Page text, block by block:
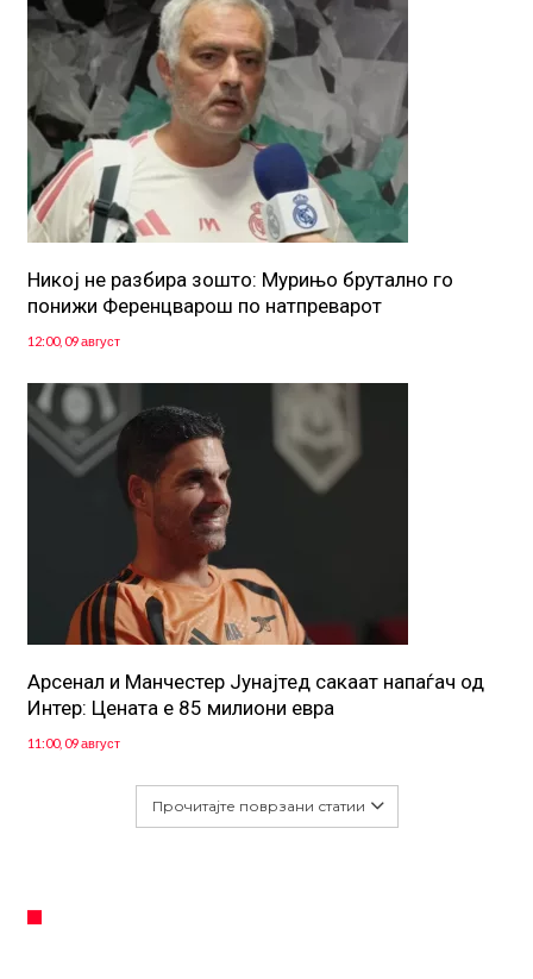
Никој не разбира зошто: Мурињо брутално го
понижи Ференцварош по натпреварот
12:00, 09 август
Арсенал и Манчестер Јунајтед сакаат напаѓач од
Интер: Цената е 85 милиони евра
11:00, 09 август
Прочитајте поврзани статии